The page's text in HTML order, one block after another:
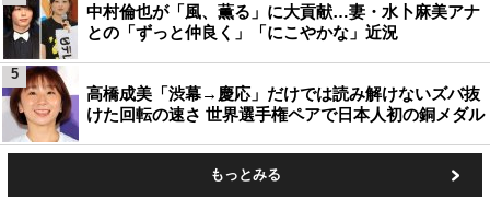
中村倫也が「風、薫る」に大貢献…妻・水卜麻美アナ
との「ずっと仲良く」「にこやかな」近況
高橋成美「渋幕→慶応」だけでは読み解けないズバ抜
けた回転の速さ 世界選手権ペアで日本人初の銅メダル
5
もっとみる